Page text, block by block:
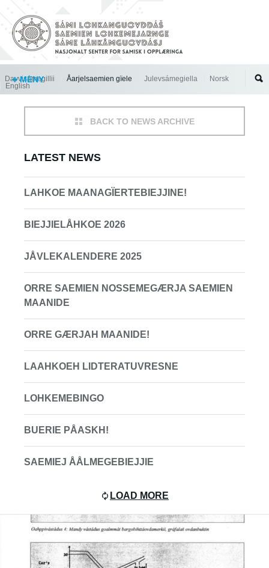
MENY
Davvisámegillii Åarjelsaemien gïele Julevsámegiella
Norsk
English
BACK TO NEWS ARCHIVE
LATEST NEWS
LAHKOE MAANAGÏERTEBIEJJINE!
BIEJJIELÅHKOE 2026
JÅVLEKALENDERE 2025
ORRE SAEMIEN NOSSEMEGÆRJA SAEMIEN
MAANIDE
ORRE GÆRJAH MAANIDE!
LAAHKOEH LIDTERATUVRESNE
LOHKEMEBINGO
BUERIE PÅASKH!
SAEMIEJ ÅÅLMEGEBIEJJIE
LOAD MORE